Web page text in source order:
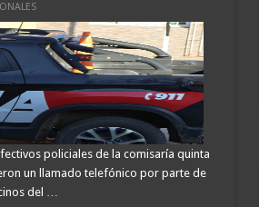
policiales de la comisaría quinta
un llamado telefónico por parte de
del …